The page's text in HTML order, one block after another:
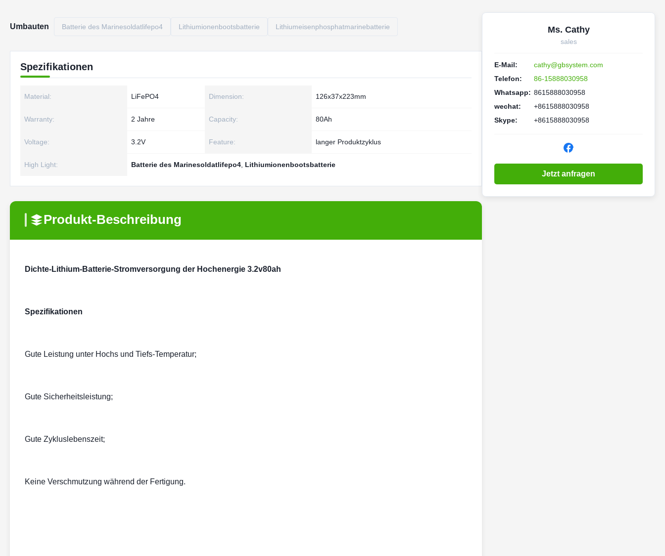
Umbauten Batterie des Marinesoldatlifepo4 Lithiumionenbootsbatterie Lithiumeisenphosphatmarinebatterie
Spezifikationen
Material: LiFePO4 Dimension: 126x37x223mm
Warranty: 2 Jahre Capacity: 80Ah
Voltage: 3.2V Feature: langer Produktzyklus
High Light: Batterie des Marinesoldatlifepo4 Lithiumionenbootsbatterie
Produkt-Beschreibung
Dichte-Lithium-Batterie-Stromversorgung der Hochenergie 3.2v80ah
Spezifikationen
Gute Leistung unter Hochs und Tiefs-Temperatur;
Gute Sicherheitsleistung;
Gute Zykluslebenszeit;
Keine Verschmutzung während der Fertigung.
Ms. Cathy
sales
E-Mail:
cathy@gbsystem.com
Telefon:
86-15888030958
Whatsapp: 8615888030958
wechat:
+8615888030958
Skype:
+8615888030958
Jetzt anfragen